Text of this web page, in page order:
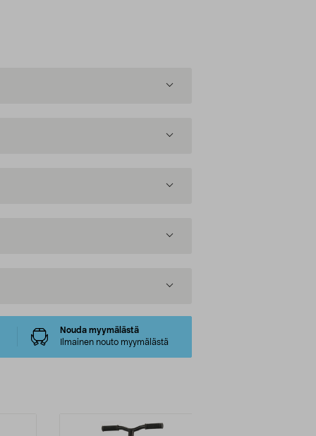
Nouda myymälästä
Ilmainen nouto myymälästä